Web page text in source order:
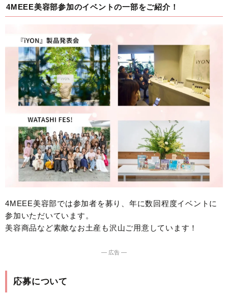
4MEEE美容部参加のイベントの一部をご紹介！
4MEEE美容部では参加者を募り、年に数回程度イベントに
参加いただいています。
美容商品など素敵なお土産も沢山ご用意しています！
― 広告 ―
応募について